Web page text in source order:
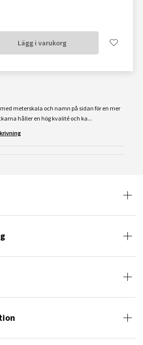
Lägg i varukorg
meterskala och namn på sidan för en mer
håller en hög kvalité och ka...